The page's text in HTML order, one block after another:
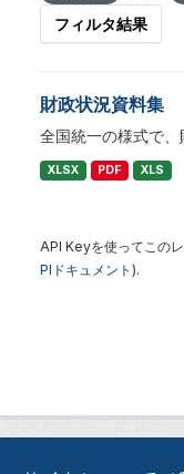
フィルタ結果
財政状況資料集
全国統一の様式で
XLSX PDF XLS
API Keyを使ってこの
PIドキュメント ).